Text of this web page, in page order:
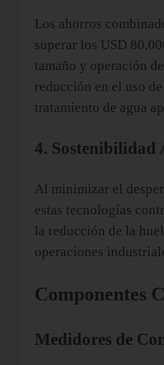
Los ahorros
superar los USD
tamaño y operación
reducción en el uso
tratamiento de agua
4. Sostenibilidad
Al minimizar el
estas tecnologías
la reducción de la
operaciones
Componentes
Medidores de